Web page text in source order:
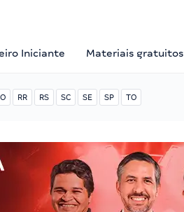
Iniciante Materiais gratuitos
RR RS SC SE SP TO